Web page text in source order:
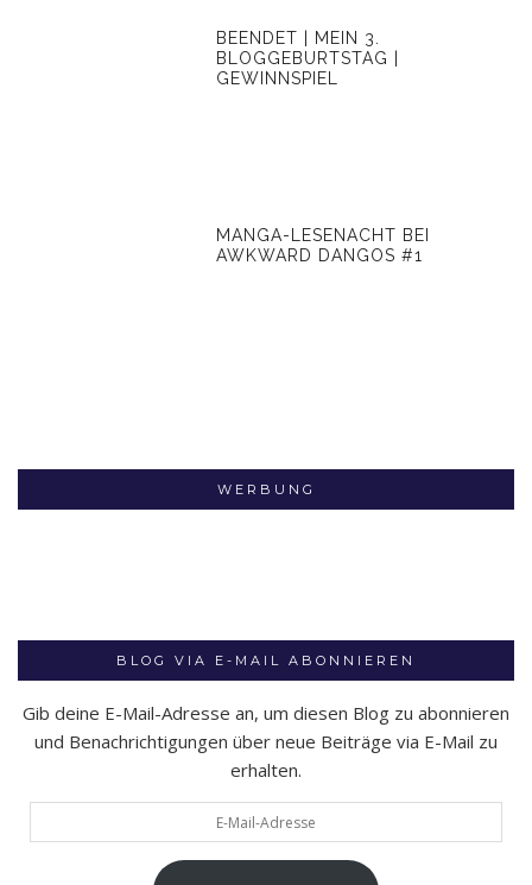
BEENDET | MEIN 3.
BLOGGEBURTSTAG |
GEWINNSPIEL
MANGA-LESENACHT BEI
AWKWARD DANGOS #1
WERBUNG
BLOG VIA E-MAIL ABONNIEREN
Gib deine E-Mail-Adresse an, um diesen Blog zu abonnieren
und Benachrichtigungen über neue Beiträge via E-Mail zu
erhalten.
Mail-